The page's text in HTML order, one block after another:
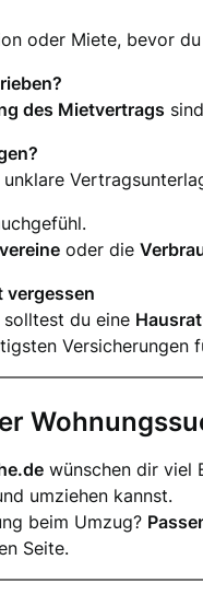
oder Miete, bevor
des Mietvertrags
oder die
vergessen
du eine
Versicherungen
wünschen dir viel
umziehen kannst.
beim Umzug?
Seite.